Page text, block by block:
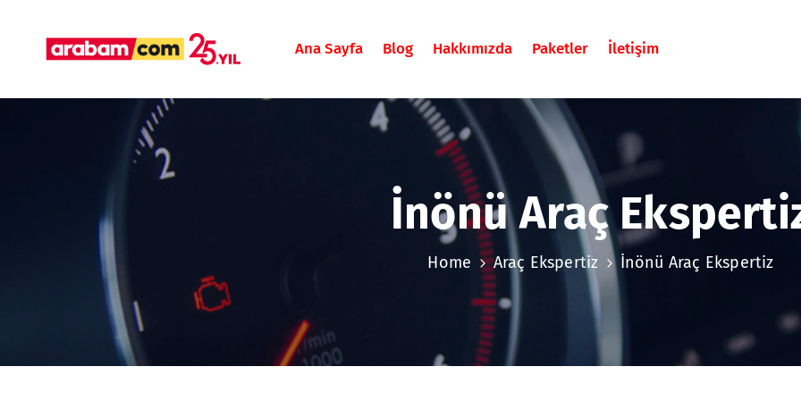
Ana Sayfa Blog Hakkımızda Paketler İletişim
İnönü Araç
Home Araç Ekspertiz İnönü Araç Ekspertiz